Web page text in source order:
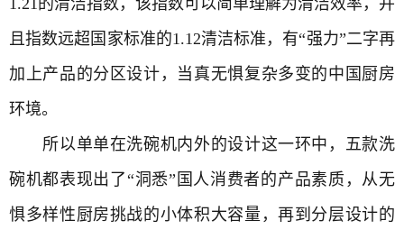
且指数远超国家标准的1.12清洁标准，有“强力”二字再
加上产品的分区设计，当真无惧复杂多变的中国厨房
环境。
所以单单在洗碗机内外的设计这一环中，五款洗
碗机都表现出了“洞悉”国人消费者的产品素质，从无
惧多样性厨房挑战的小体积大容量，再到分层设计的